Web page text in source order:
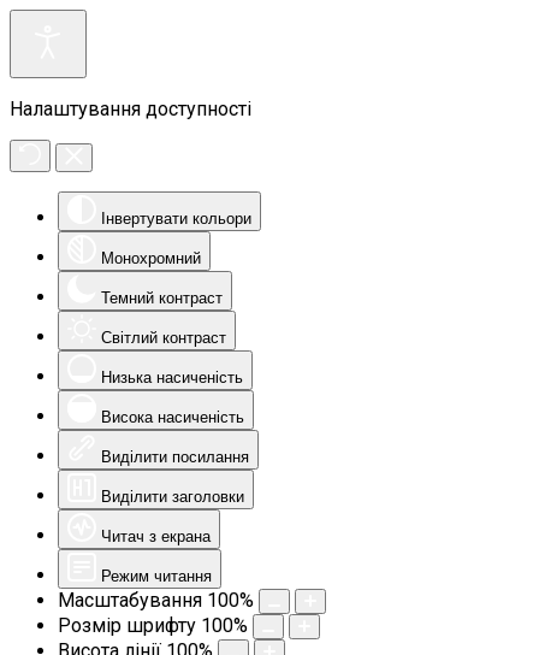
Налаштування доступності
Інвертувати кольори
Монохромний
Темний контраст
Світлий контраст
Низька насиченість
Висока насиченість
Виділити посилання
Виділити заголовки
Читач з екрана
Режим читання
Масштабування 100%
Розмір шрифту 100%